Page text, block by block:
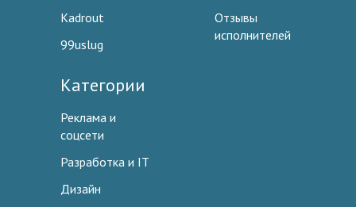
Kadrout
99uslug
Отзывы
исполнителей
Категории
Реклама и
соцсети
Разработка и IT
Дизайн